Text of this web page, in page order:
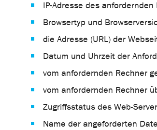
IP-Adresse des anfordernden
Browsertyp und
die Adresse (URL) der
Datum und Uhrzeit der
vom anfordernden Rechner
vom anfordernden Rechner
Zugriffsstatus des Web-
Name der angeforderten